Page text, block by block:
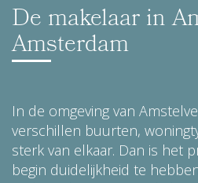
De makelaar in
Amsterdam
In de omgeving van
verschillen buurten,
sterk van elkaar. Dan is het
begin duidelijkheid te